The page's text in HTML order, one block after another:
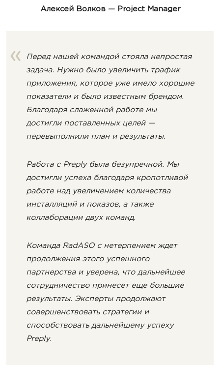
Алексей Волков — Project Manager
Перед нашей командой стояла непростая
задача. Нужно было увеличить трафик
приложения, которое уже имело хорошие
показатели и было известным брендом.
Благодаря слаженной работе мы
достигли поставленных целей —
перевыполнили план и результаты.
Работа с Preply была безупречной. Мы
достигли успеха благодаря кропотливой
работе над увеличением количества
инсталляций и показов, а также
коллаборации двух команд.
Команда RadASO с нетерпением ждет
продолжения этого успешного
партнерства и уверена, что дальнейшее
сотрудничество принесет еще большие
результаты. Эксперты продолжают
совершенствовать стратегии и
способствовать дальнейшему успеху
Preply.